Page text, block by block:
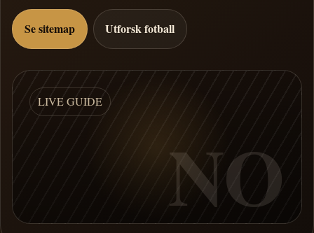
Se sitemap Utforsk fotball
LIVE GUIDE
NO